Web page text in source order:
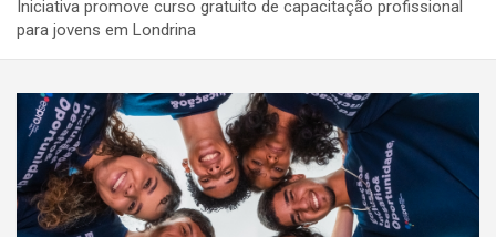
Iniciativa promove curso gratuito de capacitação profissional
para jovens em Londrina